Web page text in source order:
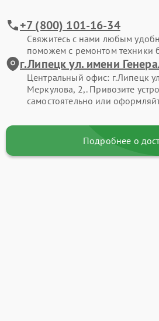
+7 (800) 101-16-34
Свяжитесь с нами любым
поможем с ремонтом техники
г.Липецк ул. имени
Центральный офис: г.Липецк
Меркулова, 2,. Привозите
самостоятельно или
Подробнее о